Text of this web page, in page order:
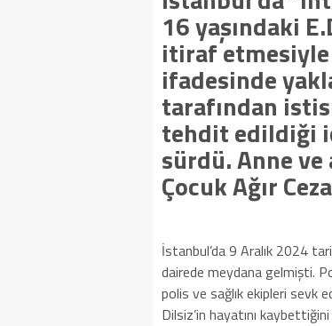
16 yaşındaki
itiraf etmesiyle
ifadesinde
tarafından
tehdit edildiği
sürdü. Anne ve
Çocuk Ağır
İstanbul’da 9 Aralık 2024
dairede meydana gelmişti.
polis ve sağlık ekipleri sevk
Dilsiz’in hayatını